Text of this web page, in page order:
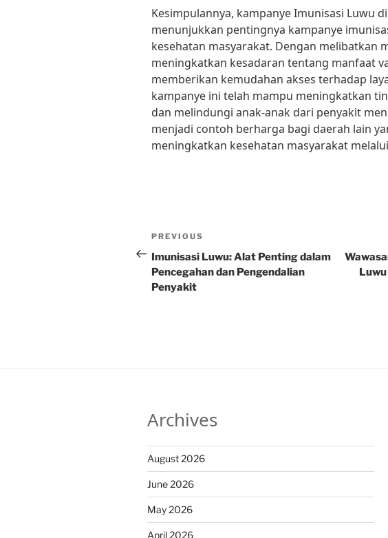
Kesimpulannya, kampanye Imunisasi Luwu
menunjukkan pentingnya kampanye
kesehatan masyarakat. Dengan melibatkan
meningkatkan kesadaran tentang manfaat
memberikan kemudahan akses terhadap
kampanye ini telah mampu meningkatkan
dan melindungi anak-anak dari penyakit
menjadi contoh berharga bagi daerah lain
meningkatkan kesehatan masyarakat
Post
navigation
Previous
Post
PREVIOUS
Imunisasi Luwu: Alat Penting dalam
Pencegahan dan Pengendalian
Penyakit
Archives
August 2026
June 2026
May 2026
April 2026